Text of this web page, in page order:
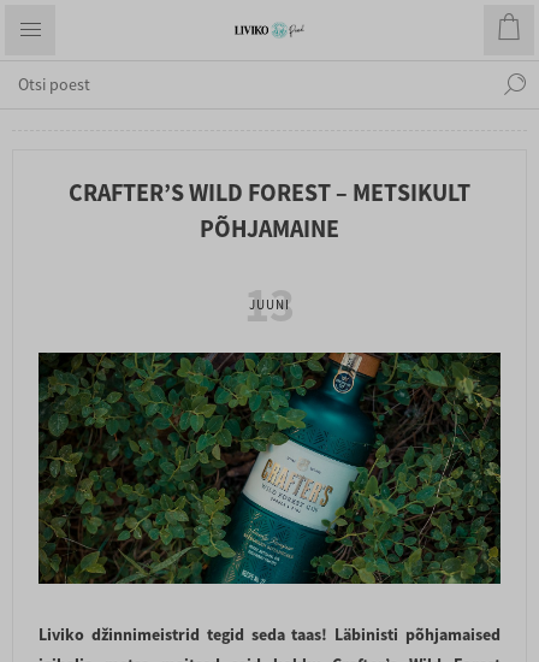
CRAFTER’S WILD FOREST – METSIKULT
PÕHJAMAINE
13
JUUNI
Liviko džinnimeistrid tegid seda taas! Läbinisti põhjamaised